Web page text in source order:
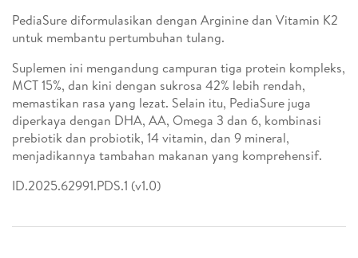
PediaSure diformulasikan dengan Arginine dan Vitamin K2
untuk membantu pertumbuhan tulang.
Suplemen ini mengandung campuran tiga protein kompleks,
MCT 15%, dan kini dengan sukrosa 42% lebih rendah,
memastikan rasa yang lezat. Selain itu, PediaSure juga
diperkaya dengan DHA, AA, Omega 3 dan 6, kombinasi
prebiotik dan probiotik, 14 vitamin, dan 9 mineral,
menjadikannya tambahan makanan yang komprehensif.
ID.2025.62991.PDS.1 (v1.0)